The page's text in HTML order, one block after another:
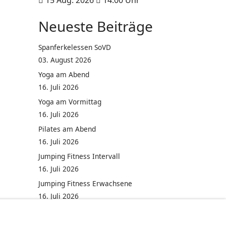
Neueste Beiträge
Spanferkelessen SoVD
03. August 2026
Yoga am Abend
16. Juli 2026
Yoga am Vormittag
16. Juli 2026
Pilates am Abend
16. Juli 2026
Jumping Fitness Intervall
16. Juli 2026
Jumping Fitness Erwachsene
16. Juli 2026